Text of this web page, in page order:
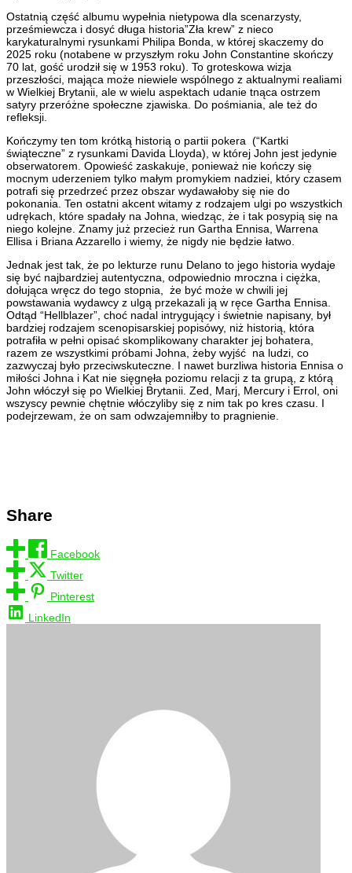
Ostatnią część albumu wypełnia nietypowa dla scenarzysty,
prześmiewcza i dosyć długa historia”Zła krew” z nieco
karykaturalnymi rysunkami Philipa Bonda, w której skaczemy do
2025 roku (notabene w przyszłym roku John Constantine skończy
70 lat, gość urodził się w 1953 roku). To groteskowa wizja
przeszłości, mająca może niewiele wspólnego z aktualnymi realiami
w Wielkiej Brytanii, ale w wielu aspektach udanie tnąca ostrzem
satyry przeróżne społeczne zjawiska. Do pośmiania, ale też do
refleksji.
Kończymy ten tom krótką historią o partii pokera (“Kartki
świąteczne” z rysunkami Davida Lloyda), w której John jest jedynie
obserwatorem. Opowieść zaskakuje, ponieważ nie kończy się
mocnym uderzeniem tylko małym promykiem nadziei, który czasem
potrafi się przedrzeć przez obszar wydawałoby się nie do
pokonania. Ten ostatni akcent witamy z rodzajem ulgi po wszystkich
udrękach, które spadały na Johna, wiedząc, że i tak posypią się na
niego kolejne. Znamy już przecież run Gartha Ennisa, Warrena
Ellisa i Briana Azzarello i wiemy, że nigdy nie będzie łatwo.
Jednak jest tak, że po lekturze runu Delano to jego historia wydaje
się być najbardziej autentyczna, odpowiednio mroczna i ciężka,
dołująca wręcz do tego stopnia, że być może w chwili jej
powstawania wydawcy z ulgą przekazali ją w ręce Gartha Ennisa.
Odtąd “Hellblazer”, choć nadal intrygujący i świetnie napisany, był
bardziej rodzajem scenopisarskiej popisówy, niż historią, która
potrafiła w pełni opisać skomplikowany charakter jej bohatera,
razem ze wszystkimi próbami Johna, żeby wyjść na ludzi, co
zazwyczaj było przeciwskuteczne. I nawet burzliwa historia Ennisa o
miłości Johna i Kat nie sięgnęła poziomu relacji z ta grupą, z którą
John włóczył się po Wielkiej Brytanii. Zed, Marj, Mercury i Errol, oni
wszyscy pewnie chętnie włóczyliby się z nim tak po kres czasu. I
podejrzewam, że on sam odwzajemniłby to pragnienie.
Share
Facebook
Twitter
Pinterest
LinkedIn